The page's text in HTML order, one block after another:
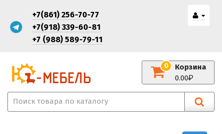
+7(861) 256-70-77
+7(918) 339-60-81
+7 (988) 589-79-11
Корзина
0
0.00